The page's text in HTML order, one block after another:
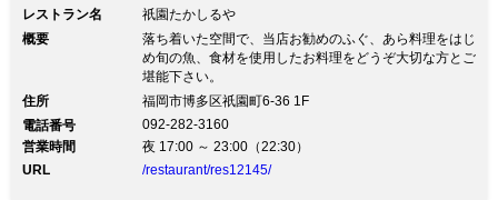
レストラン名
祇園たかしるや
概要
落ち着いた空間で、当店お勧めのふぐ、あら料理をはじ
め旬の魚、食材を使用したお料理をどうぞ大切な方とご
堪能下さい。
住所
福岡市博多区祇園町6-36 1F
電話番号
092-282-3160
営業時間
夜 17:00 ～ 23:00（22:30）
URL
/restaurant/res12145/